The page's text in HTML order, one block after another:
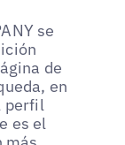
se
de
en
perfil
es el